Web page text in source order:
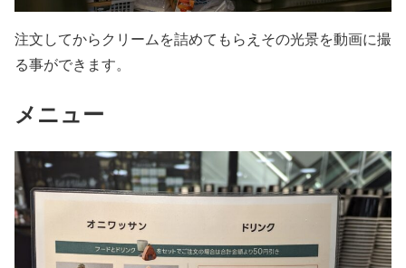
注文してからクリームを詰めてもらえその光景を動画に撮
る事ができます。
メニュー